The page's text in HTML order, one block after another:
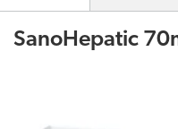
SanoHepatic